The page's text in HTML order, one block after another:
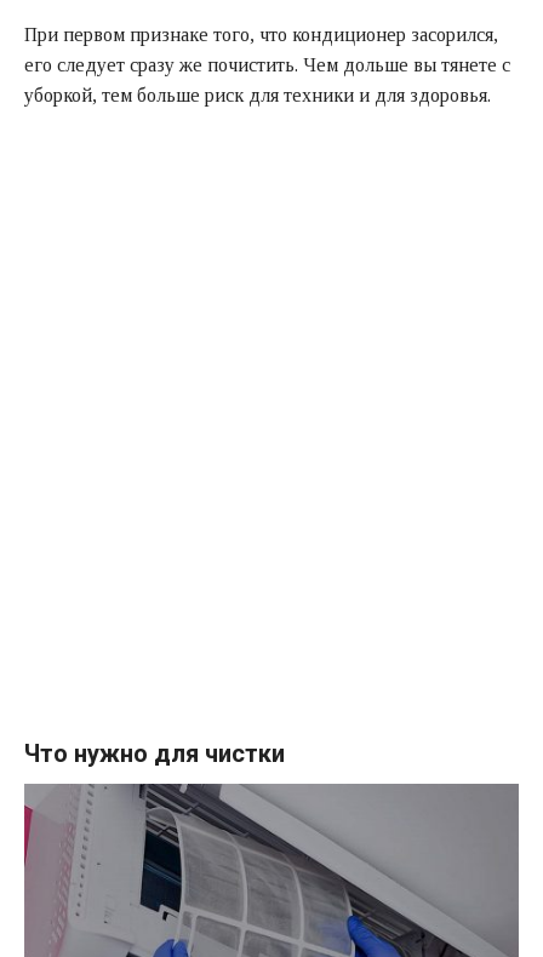
При первом признаке того, что кондиционер засорился,
его следует сразу же почистить. Чем дольше вы тянете с
уборкой, тем больше риск для техники и для здоровья.
Что нужно для чистки